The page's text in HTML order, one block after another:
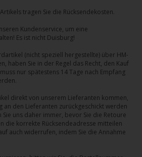
tragen Sie die Rücksendekosten.
Kundenservice, um eine
Es ist nicht Duisburg!
(nicht speziell hergestellte) über HM-
haben Sie in der Regel das Recht, den Kauf
nur spätestens 14 Tage nach Empfang
direkt von unserem Lieferanten kommen,
an den Lieferanten zurückgeschickt werden
uns daher immer, bevor Sie die Retoure
die korrekte Rücksendeadresse mitteilen
auch widerrufen, indem Sie die Annahme